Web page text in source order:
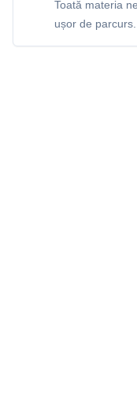
Toată materia
ușor de parcurs.